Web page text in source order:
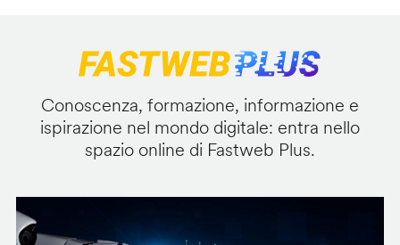
Conoscenza, formazione, informazione e
ispirazione nel mondo digitale: entra nello
spazio online di Fastweb Plus.